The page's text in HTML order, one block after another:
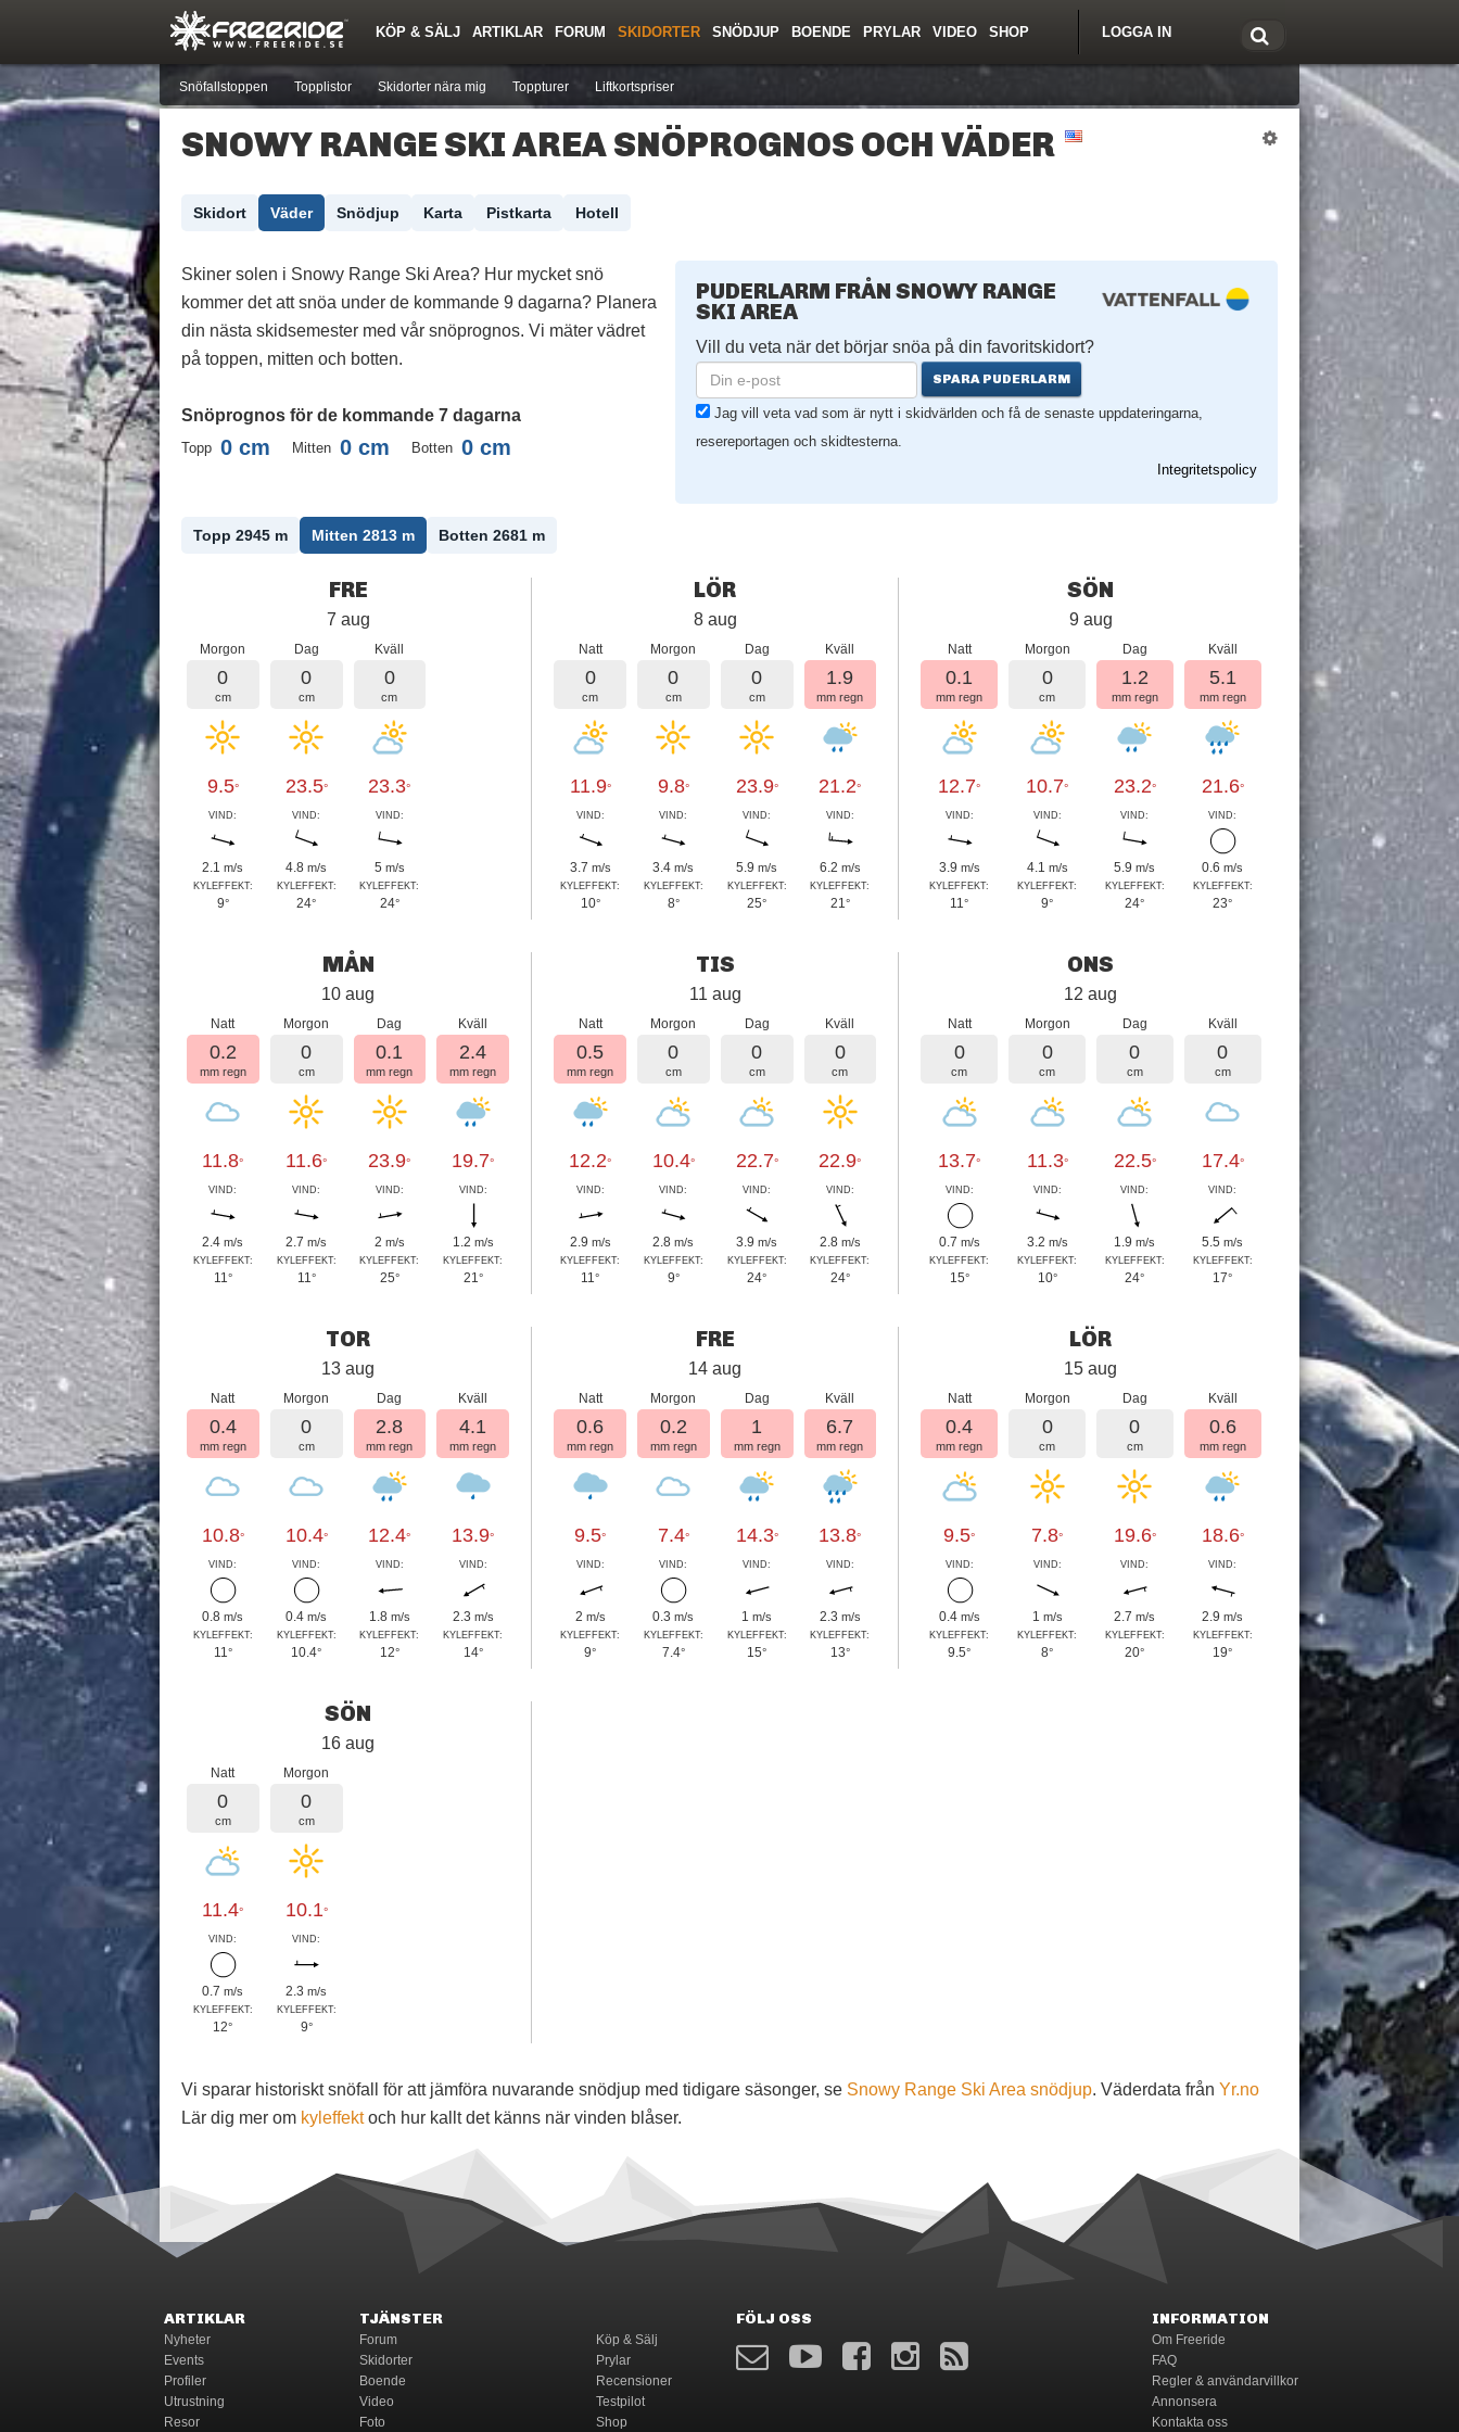
LOGGA IN
KÖP & SÄLJ ARTIKLAR
Nyheter Quiz Events
FORUM
Nya inlägg Forumlista
SKIDORTER
Snöfallstoppen Topplistor Skidorter nära mig Toppturer Liftkortspriser
SNÖDJUP BOENDE PRYLAR
Skidor Pjäxor
VIDEO
Årets Krasch
SHOP
SNOWY RANGE SKI AREA SNÖPROGNOS OCH VÄDER
Skidort Väder Snödjup Karta Pistkarta Hotell
PUDERLARM FRÅN SNOWY RANGE
SKI AREA
Vill du veta när det börjar snöa på din favoritskidort?
SPARA PUDERLARM
Jag vill veta vad som är nytt i skidvärlden och få de senaste uppdateringarna,
resereportagen och skidtesterna.
Integritetspolicy
Skiner solen i Snowy Range Ski Area? Hur mycket snö
kommer det att snöa under de kommande 9 dagarna? Planera
din nästa skidsemester med vår snöprognos. Vi mäter vädret
på toppen, mitten och botten.
Snöprognos för de kommande 7 dagarna
Topp 0 cm Mitten 0 cm Botten 0 cm
Topp 2945 m Mitten 2813 m Botten 2681 m
FRE
7 aug
Morgon
0
cm
9.5°
VIND:
2.1m/s
KYLEFFEKT:
9°
Dag
0
cm
23.5°
VIND:
4.8m/s
KYLEFFEKT:
24°
Kväll
0
cm
23.3°
VIND:
5 m/s
KYLEFFEKT:
24°
LÖR
8 aug
Natt
0
cm
11.9°
VIND:
3.7 m/s
KYLEFFEKT:
10°
Morgon
0
cm
9.8°
VIND:
3.4m/s
KYLEFFEKT:
8°
Dag
0
cm
23.9°
VIND:
5.9m/s
KYLEFFEKT:
25°
Kväll
1.9
mm regn
21.2°
VIND:
6.2 m/s
KYLEFFEKT:
21°
SÖN
9 aug
Natt
0.1
mm regn
12.7°
VIND:
3.9 m/s
KYLEFFEKT:
11°
Morgon
0
cm
10.7°
VIND:
4.1 m/s
KYLEFFEKT:
9°
Dag
1.2
mm regn
23.2°
VIND:
5.9m/s
KYLEFFEKT:
24°
Kväll
5.1
mm regn
21.6°
VIND:
0.6m/s
KYLEFFEKT:
23°
MÅN
10 aug
Natt
0.2
mm regn
11.8°
VIND:
2.4m/s
KYLEFFEKT:
11°
Morgon
0
cm
11.6°
VIND:
2.7m/s
KYLEFFEKT:
11°
Dag
0.1
mm regn
23.9°
VIND:
2 m/s
KYLEFFEKT:
25°
Kväll
2.4
mm regn
19.7°
VIND:
1.2 m/s
KYLEFFEKT:
21°
TIS
11 aug
Natt
0.5
mm regn
12.2°
VIND:
2.9 m/s
KYLEFFEKT:
11°
Morgon
0
cm
10.4°
VIND:
2.8m/s
KYLEFFEKT:
9°
Dag
0
cm
22.7°
VIND:
3.9m/s
KYLEFFEKT:
24°
Kväll
0
cm
22.9°
VIND:
2.8 m/s
KYLEFFEKT:
24°
ONS
12 aug
Natt
0
cm
13.7°
VIND:
0.7 m/s
KYLEFFEKT:
15°
Morgon
0
cm
11.3°
VIND:
3.2 m/s
KYLEFFEKT:
10°
Dag
0
cm
22.5°
VIND:
1.9m/s
KYLEFFEKT:
24°
Kväll
0
cm
17.4°
VIND:
5.5m/s
KYLEFFEKT:
17°
TOR
13 aug
Natt
0.4
mm regn
10.8°
VIND:
0.8m/s
KYLEFFEKT:
11°
Morgon
0
cm
10.4°
VIND:
0.4m/s
KYLEFFEKT:
10.4°
Dag
2.8
mm regn
12.4°
VIND:
1.8 m/s
KYLEFFEKT:
12°
Kväll
4.1
mm regn
13.9°
VIND:
2.3 m/s
KYLEFFEKT:
14°
FRE
14 aug
Natt
0.6
mm regn
9.5°
VIND:
2 m/s
KYLEFFEKT:
9°
Morgon
0.2
mm regn
7.4°
VIND:
0.3m/s
KYLEFFEKT:
7.4°
Dag
1
mm regn
14.3°
VIND:
1m/s
KYLEFFEKT:
15°
Kväll
6.7
mm regn
13.8°
VIND:
2.3 m/s
KYLEFFEKT:
13°
LÖR
15 aug
Natt
0.4
mm regn
9.5°
VIND:
0.4 m/s
KYLEFFEKT:
9.5°
Morgon
0
cm
7.8°
VIND:
1 m/s
KYLEFFEKT:
8°
Dag
0
cm
19.6°
VIND:
2.7m/s
KYLEFFEKT:
20°
Kväll
0.6
mm regn
18.6°
VIND:
2.9m/s
KYLEFFEKT:
19°
SÖN
16 aug
Natt
0
cm
11.4°
VIND:
0.7m/s
KYLEFFEKT:
12°
Morgon
0
cm
10.1°
VIND:
2.3m/s
KYLEFFEKT:
9°
Vi sparar historiskt snöfall för att jämföra nuvarande snödjup med tidigare säsonger, se Snowy Range Ski Area snödjup. Väderdata från Yr.no
Lär dig mer om kyleffektoch hur kallt det känns när vinden blåser.
ARTIKLAR
Nyheter
Events
Profiler
Utrustning
Resor
TJÄNSTER
Forum
Skidorter
Boende
Video
Foto
Köp & Sälj
Prylar
Recensioner
Testpilot
Shop
FÖLJ OSS INFORMATION
Om Freeride
FAQ
Regler & användarvillkor
Annonsera
Kontakta oss